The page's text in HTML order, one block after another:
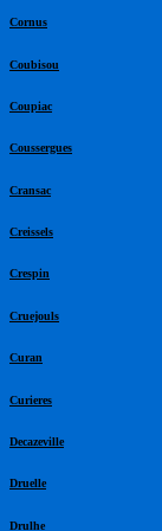
Cornus
Coubisou
Coupiac
Coussergues
Cransac
Creissels
Crespin
Cruejouls
Curan
Curieres
Decazeville
Druelle
Drulhe